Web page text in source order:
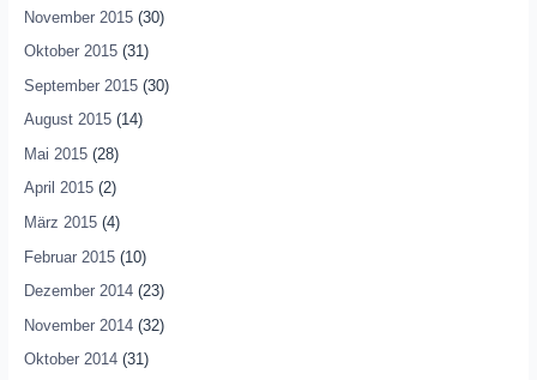
November 2015(30)
Oktober 2015(31)
September 2015(30)
August 2015(14)
Mai 2015(28)
April 2015(2)
März 2015(4)
Februar 2015(10)
Dezember 2014(23)
November 2014(32)
Oktober 2014(31)